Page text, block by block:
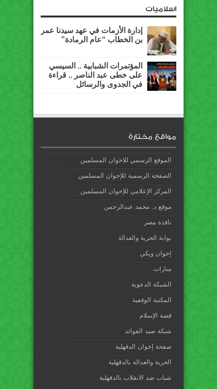
اسلاميات
إدارة الأزمات في عهد سيدنا عمر
بن الخطاب “عام الرمادة”
المؤتمرات الشبابية .. السيسي
على خطى عبد الناصر .. قراءة
في الجدوى والرسائل
مواقع مختارة
الموقع الرسمي للاخوان المسلمين
الصفحة الرسمية للإخوان المسلمين
المركز الإعلامي للإخوان المسلمين
موقع د. محمد عبدالرحمن
نافذة مصر
بوابة الحرية والعدالة
إخوان ويكي
منارات
الشبكة الدعوية
المكتبة الوقفية
قصة الإسلام
شبكة صيد الفوائد
صفحة إخوان الدقهلية
الحرية والعدالة بالدقهلية
شباب ضد الانقلاب بالدقهلية